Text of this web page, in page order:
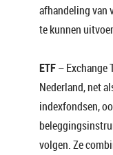
afhandeling van
te kunnen
ETF– Exchange
Nederland, net
indexfondsen,
volgen. Ze